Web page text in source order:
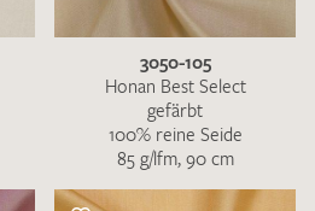
SENDEN
3050-105
Honan Best Select
gefärbt
100% reine Seide
85 g/lfm, 90 cm